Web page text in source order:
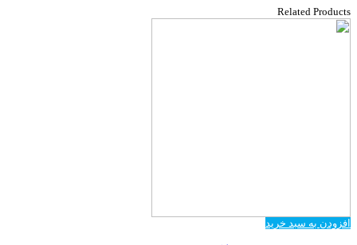
Related Products
افزودن به سبد خرید